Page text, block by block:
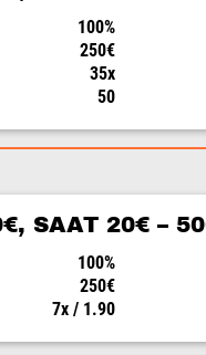
100%
250€
35x
50
SAAT 20€ –
100%
250€
7x / 1.90